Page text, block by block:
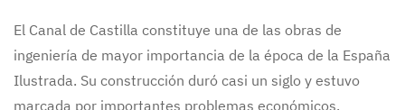
El Canal de Castilla constituye una de las obras de
ingeniería de mayor importancia de la época de la España
Ilustrada. Su construcción duró casi un siglo y estuvo
marcada por importantes problemas económicos.